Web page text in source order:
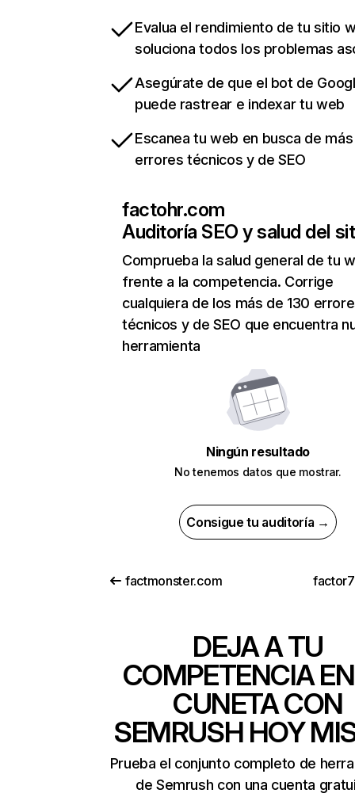
Evalua el rendimiento de tu sitio
soluciona todos los problemas
Asegúrate de que el bot de
puede rastrear e indexar tu web
Escanea tu web en busca de
errores técnicos y de SEO
factohr.com
Auditoría SEO y salud del
Comprueba la salud general de tu
frente a la competencia. Corrige
cualquiera de los más de 130
técnicos y de SEO que encuentra
herramienta
Ningún resultado
No tenemos datos que mostrar.
Consigue tu auditoría →
factmonster.com
DEJA A TU
COMPETENCIA
CUNETA CON
SEMRUSH HOY
Prueba el conjunto completo de
de Semrush con una cuenta